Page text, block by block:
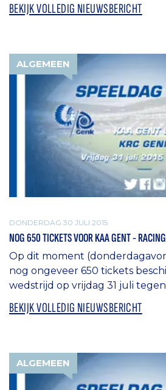
BEKIJK VOLLEDIG NIEUWSBERICHT
ALGEMEEN
DONDERDAG 30 JULI 2015
NOG 650 TICKETS VOOR KAA GENT -
Op dit moment
nog ongeveer 650 tickets
wedstrijd op vrijdag 31 juli tegen
BEKIJK VOLLEDIG NIEUWSBERICHT
ALGEMEEN